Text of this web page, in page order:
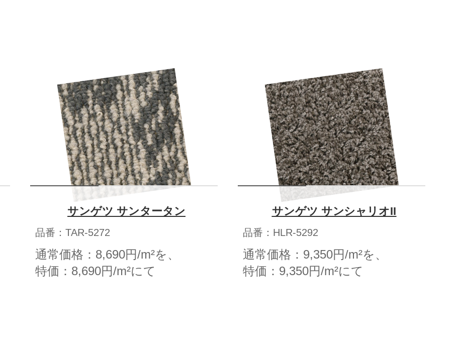
サンゲツ サンタータン
品番：TAR-5272
通常価格：8,690円/m²を、
特価：8,690円/m²にて
サンゲツ サンシャリオII
品番：HLR-5292
通常価格：9,350円/m²を、
特価：9,350円/m²にて